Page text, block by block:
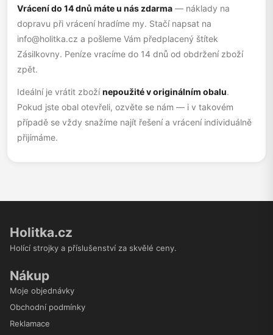
Vrácení do 14 dnů máte u nás zdarma — náklady na
dopravu při vrácení hradíme my. Stačí napsat na
info@holitka.cz a pošleme Vám předplacený štítek
Zásilkovny. Peníze vracíme do 14 dnů od obdržení zboží
zpět.
Ideální je vrátit zbožínepoužité v originálním obalu.
Pokud jste obal otevřeli, ozvěte se nám — i v takovém
případě se vždy snažíme najít řešení a vrácení individuálně
přijímáme.
Holitka.cz
Holící strojky a příslušenství za skvělé ceny.
Nákup
Moje objednávky
Obchodní podmínky
Reklamace